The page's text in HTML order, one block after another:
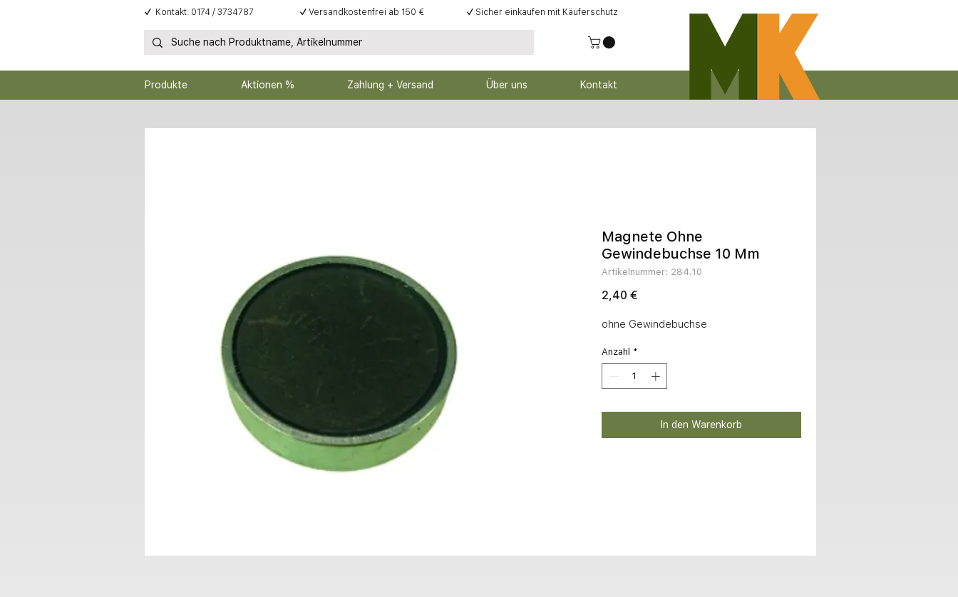
Produkte Aktionen % Zahlung + Versand Über uns Kontakt
✓ Kontakt: 0174 / 3734787 ✓ Versandkostenfrei ab 150 € ✓ Sicher einkaufen mit Käuferschutz
Magnete Ohne
Gewindebuchse 10 Mm
Artikelnummer: 284.10
2,40 €Preis
ohne Gewindebuchse
Anzahl *
In den Warenkorb